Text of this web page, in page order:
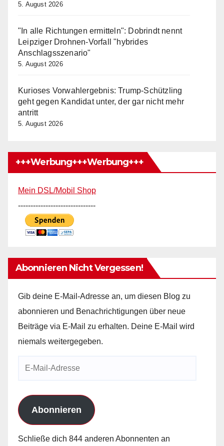
5. August 2026
"In alle Richtungen ermitteln": Dobrindt nennt
Leipziger Drohnen-Vorfall "hybrides
Anschlagsszenario"
5. August 2026
Kurioses Vorwahlergebnis: Trump-Schützling
geht gegen Kandidat unter, der gar nicht mehr
antritt
5. August 2026
+++Werbung+++Werbung+++
Mein DSL/Mobil Shop
-------------------------------
Abonnieren Nicht Vergessen!
Gib deine E-Mail-Adresse an, um diesen Blog zu
abonnieren und Benachrichtigungen über neue
Beiträge via E-Mail zu erhalten. Deine E-Mail wird
niemals weitergegeben.
Abonnieren
Schließe dich 844 anderen Abonnenten an